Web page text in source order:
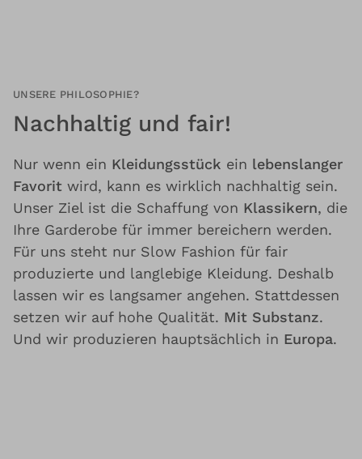
UNSERE PHILOSOPHIE?
Nachhaltig und fair!
Nur wenn ein Kleidungsstück ein lebenslanger
Favorit wird, kann es wirklich nachhaltig sein.
Unser Ziel ist die Schaffung von Klassikern, die
Ihre Garderobe für immer bereichern werden.
Für uns steht nur Slow Fashion für fair
produzierte und langlebige Kleidung. Deshalb
lassen wir es langsamer angehen. Stattdessen
setzen wir auf hohe Qualität. Mit Substanz.
Und wir produzieren hauptsächlich in Europa.